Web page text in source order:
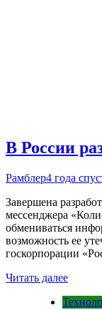
В России
Рамблер4 года
Завершена
мессенджера
обмениваться
возможность ее
госкорпорации
Читать далее